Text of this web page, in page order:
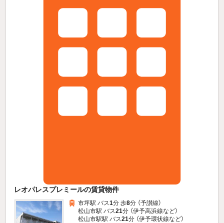
レオパレスプレミールの賃貸物件
市坪駅 バス1分 歩8分 （予讃線）
松山市駅 バス21分 （伊予高浜線など）
松山市駅駅 バス21分 （伊予環状線など）